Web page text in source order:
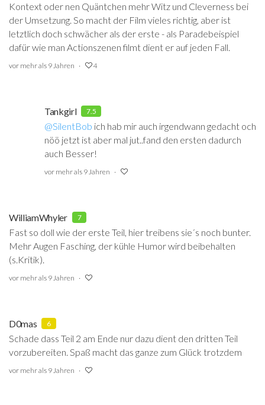
Kontext oder nen Quäntchen mehr Witz und Cleverness bei
der Umsetzung. So macht der Film vieles richtig, aber ist
letztlich doch schwächer als der erste - als Paradebeispiel
dafür wie man Actionszenen filmt dient er auf jeden Fall.
vor mehr als 9 Jahren 4
Tankgirl 7.5
@SilentBob ‍ ich hab mir auch irgendwann gedacht och
nöö jetzt ist aber mal jut..fand den ersten dadurch
auch Besser!
vor mehr als 9 Jahren
WilliamWhyler 7
Fast so doll wie der erste Teil, hier treibens sie´s noch bunter.
Mehr Augen Fasching, der kühle Humor wird beibehalten
(s.Kritik).
vor mehr als 9 Jahren
D0mas 6
Schade dass Teil 2 am Ende nur dazu dient den dritten Teil
vorzubereiten. Spaß macht das ganze zum Glück trotzdem
vor mehr als 9 Jahren